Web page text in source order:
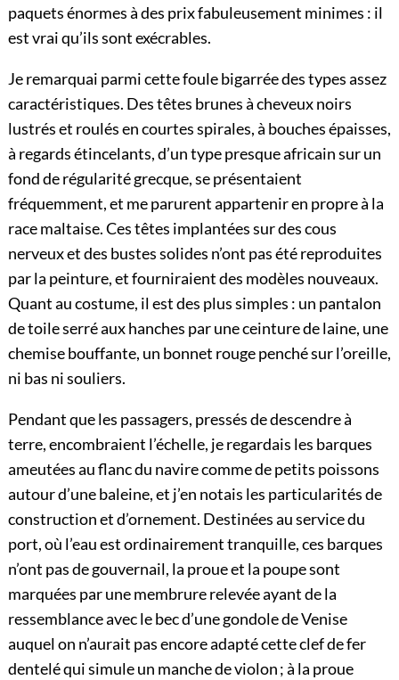
paquets énormes à des prix fabuleusement minimes : il
est vrai qu’ils sont exécrables.
Je remarquai parmi cette foule bigarrée des types assez
caractéristiques. Des têtes brunes à cheveux noirs
lustrés et roulés en courtes spirales, à bouches épaisses,
à regards étincelants, d’un type presque africain sur un
fond de régularité grecque, se présentaient
fréquemment, et me parurent appartenir en propre à la
race maltaise. Ces têtes implantées sur des cous
nerveux et des bustes solides n’ont pas été reproduites
par la peinture, et fourniraient des modèles nouveaux.
Quant au costume, il est des plus simples : un pantalon
de toile serré aux hanches par une ceinture de laine, une
chemise bouffante, un bonnet rouge penché sur l’oreille,
ni bas ni souliers.
Pendant que les passagers, pressés de descendre à
terre, encombraient l’échelle, je regardais les barques
ameutées au flanc du navire comme de petits poissons
autour d’une baleine, et j’en notais les particularités de
construction et d’ornement. Destinées au service du
port, où l’eau est ordinairement tranquille, ces barques
n’ont pas de gouvernail, la proue et la poupe sont
marquées par une membrure relevée ayant de la
ressemblance avec le bec d’une gondole de Venise
auquel on n’aurait pas encore adapté cette clef de fer
dentelé qui simule un manche de violon ; à la proue